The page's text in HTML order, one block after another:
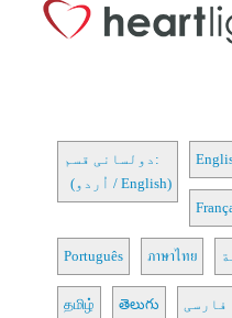
دولسانی قسم:
(اُردو / English)
Português ภาษาไทย
தமிழ் తెలుగు فارسی